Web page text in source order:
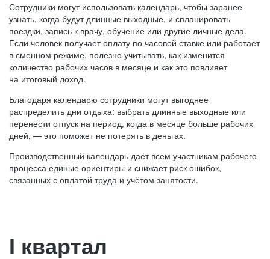
Сотрудники могут использовать календарь, чтобы заранее
узнать, когда будут длинные выходные, и спланировать
поездки, запись к врачу, обучение или другие личные дела.
Если человек получает оплату по часовой ставке или работает
в сменном режиме, полезно учитывать, как изменится
количество рабочих часов в месяце и как это повлияет
на итоговый доход.
Благодаря календарю сотрудники могут выгоднее
распределить дни отдыха: выбрать длинные выходные или
перенести отпуск на период, когда в месяце больше рабочих
дней, — это поможет не потерять в деньгах.
Производственный календарь даёт всем участникам рабочего
процесса единые ориентиры и снижает риск ошибок,
связанных с оплатой труда и учётом занятости.
I квартал